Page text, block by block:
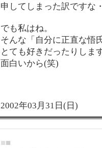
申してしまった訳ですな
でも私はね。
そんな「自分に正直な悟
とても好きだったりしま
面白いから(笑)
2002年03月31日(日)
■■